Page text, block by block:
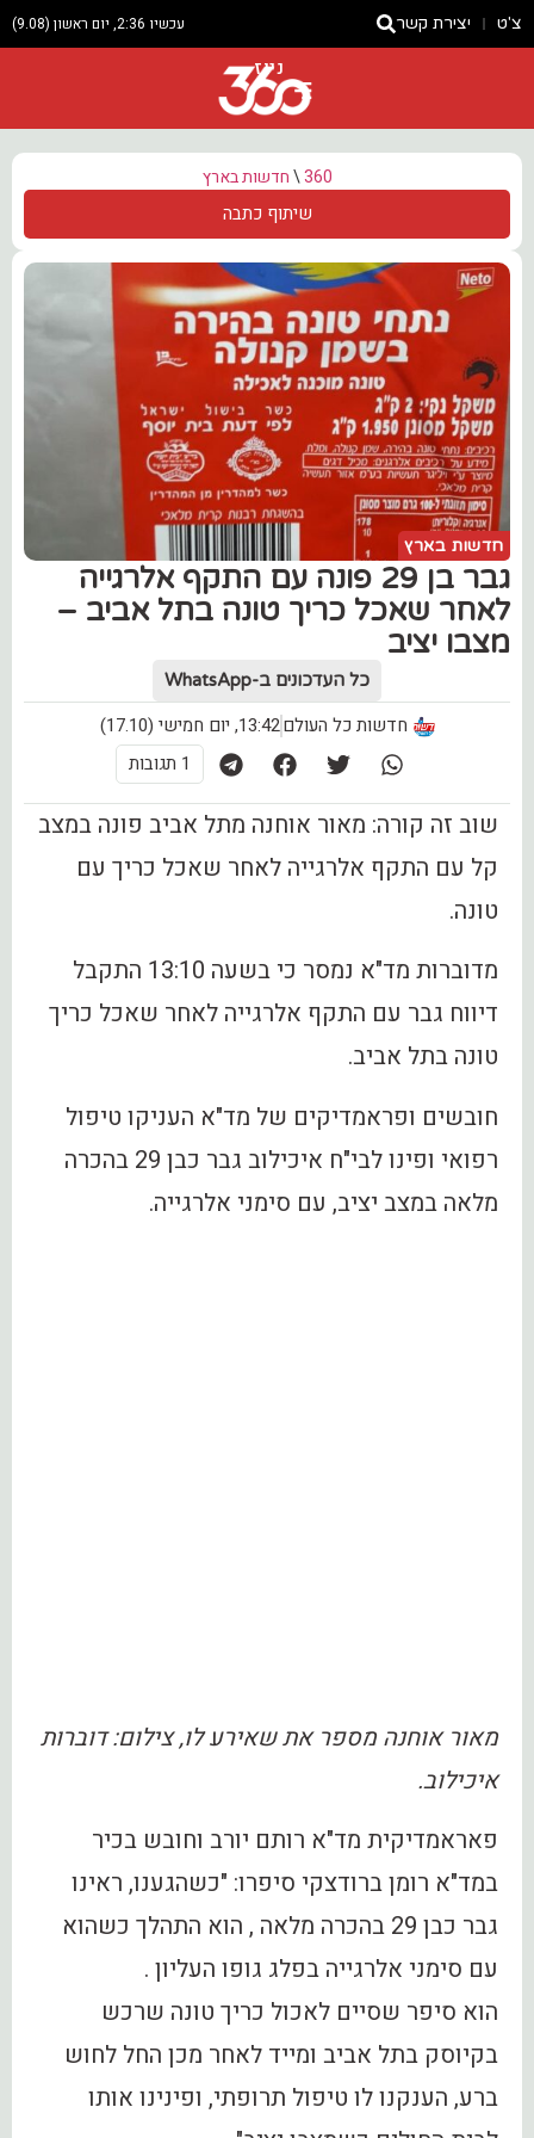
צ'ט יצירת קשר עכשיו 2:36, יום ראשון (9.08)
ניוז
360
\חדשות בארץ
שיתוף כתבה
חדשות בארץ
גבר בן 29 פונה עם התקף אלרגייה
לאחר שאכל כריך טונה בתל אביב –
מצבו יציב
כל העדכונים ב-WhatsApp
חדשות כל העולם13:42, יום חמישי (17.10)
1 תגובות
שוב זה קורה: מאור אוחנה מתל אביב פונה במצב
קל עם התקף אלרגייה לאחר שאכל כריך עם
טונה.
מדוברות מד"א נמסר כי בשעה 13:10 התקבל
דיווח גבר עם התקף אלרגייה לאחר שאכל כריך
טונה בתל אביב.
חובשים ופראמדיקים של מד"א העניקו טיפול
רפואי ופינו לבי"ח איכילוב גבר כבן 29 בהכרה
מלאה במצב יציב, עם סימני אלרגייה.
מאור אוחנה מספר את שאירע לו, צילום: דוברות
איכילוב.
פאראמדיקית מד"א רותם יורב וחובש בכיר
במד"א רומן ברודצקי סיפרו: "כשהגענו, ראינו
גבר כבן 29 בהכרה מלאה , הוא התהלך כשהוא
עם סימני אלרגייה בפלג גופו העליון .
הוא סיפר שסיים לאכול כריך טונה שרכש
בקיוסק בתל אביב ומייד לאחר מכן החל לחוש
ברע, הענקנו לו טיפול תרופתי, ופינינו אותו